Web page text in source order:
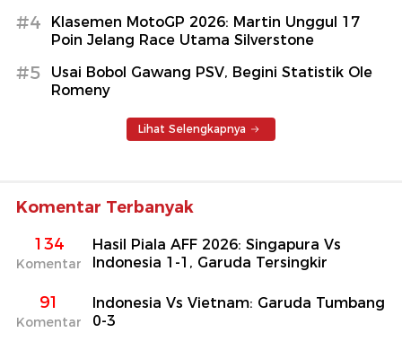
#4
Klasemen MotoGP 2026: Martin Unggul 17
Poin Jelang Race Utama Silverstone
#5
Usai Bobol Gawang PSV, Begini Statistik Ole
Romeny
Lihat Selengkapnya
Komentar Terbanyak
134
Komentar
Hasil Piala AFF 2026: Singapura Vs
Indonesia 1-1, Garuda Tersingkir
91
Komentar
Indonesia Vs Vietnam: Garuda Tumbang
0-3